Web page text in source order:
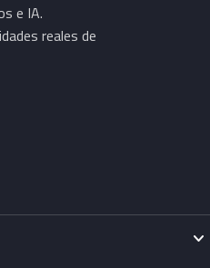
e IA.
reales de
expand_more